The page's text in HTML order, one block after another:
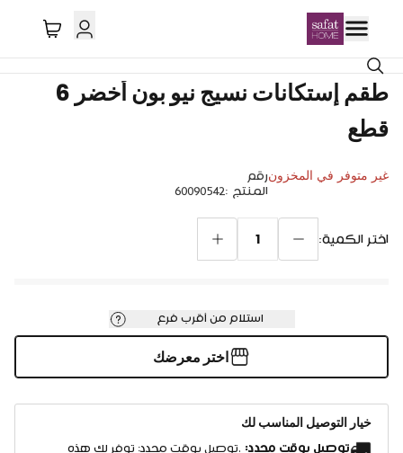
خصم 78%
طقم إستكانات نسيج نيو بون أخضر 6
قطع
غير متوفر في المخزونرقم
المنتج :
60090542
اختر الكمية: 1
استلام من أقرب فرع
اختر معرضك
خيار التوصيل المناسب لك
توصيل بوقت محدد: .توصيل بوقت محدد: توفر لك هذه